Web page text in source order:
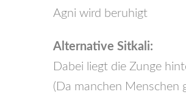
Agni wird beruhigt
Alternative Sitkali:
Dabei liegt die Zunge
(Da manchen Menschen